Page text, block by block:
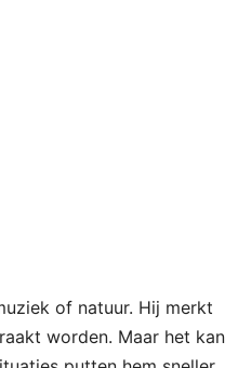
of natuur. Hij merkt
worden. Maar het kan